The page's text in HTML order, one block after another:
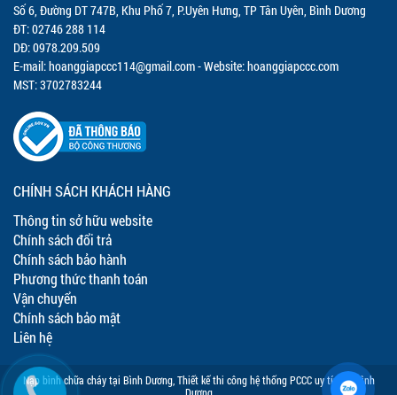
Số 6, Đường DT 747B, Khu Phố 7, P.Uyên Hưng, TP Tân Uyên, Bình Dương
ĐT: 02746 288 114
DĐ: 0978.209.509
E-mail:hoanggiapccc114@gmail.com- Website: hoanggiapccc.com
MST: 3702783244
CHÍNH SÁCH KHÁCH HÀNG
Thông tin sở hữu website
Chính sách đổi trả
Chính sách bảo hành
Phương thức thanh toán
Vận chuyển
Chính sách bảo mật
Liên hệ
Nạp bình chữa cháy tại Bình Dương, Thiết kế thi công hệ thống PCCC uy tín tại Bình
Dương